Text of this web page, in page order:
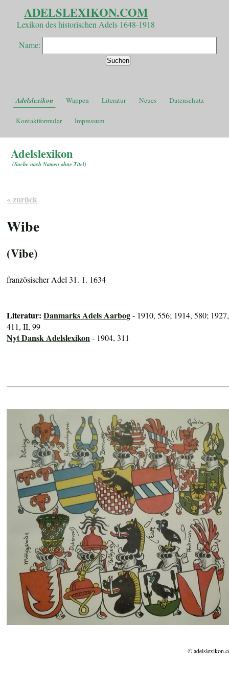
ADELSLEXIKON.COM
Lexikon des historischen Adels 1648-1918
Name:
Adelslexikon Wappen Literatur Neues Datenschutz
Kontaktformular Impressum
Adelslexikon
(Suche nach Namen ohne Titel)
« zurück
Wibe
(Vibe)
französischer Adel 31. 1. 1634
Literatur:Danmarks Adels Aarbog- 1910, 556; 1914, 580; 1927,
411, II, 99
Nyt Dansk Adelslexikon- 1904, 311
©